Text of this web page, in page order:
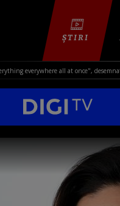
ȘTIRI
everywhere all at once",